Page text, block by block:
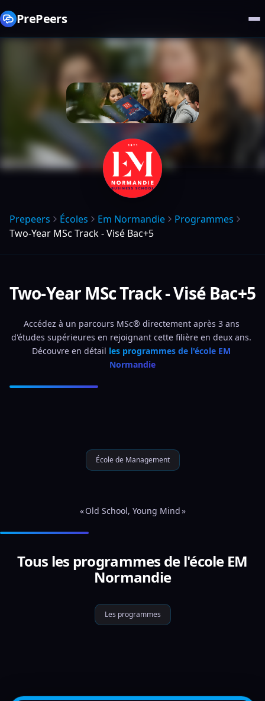
PrePeers
Prepeers Écoles Em Normandie
Programmes
Two-Year MSc Track - Visé Bac+5
Two-Year MSc Track - Visé Bac+5
Accédez à un parcours MSc® directement après 3 ans
d'études supérieures en rejoignant cette filière en deux ans.
Découvre en détail les programmes de l'école EM
Normandie
École de Management
« Old School, Young Mind »
Tous les programmes de l'école EM
Normandie
Les programmes